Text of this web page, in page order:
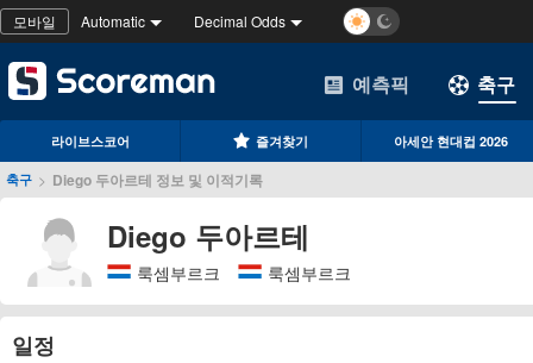
모바일 Automatic Decimal Odds
예측픽 축구
라이브스코어 즐겨찾기 아세안 현대컵 2026
축구 > Diego 두아르테 정보 및 이적기록
Diego 두아르테
룩셈부르크 룩셈부르크
일정